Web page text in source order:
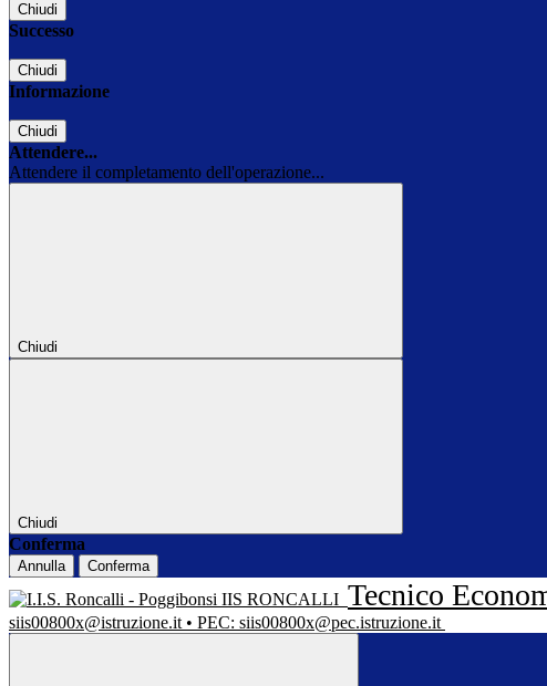
Chiudi
Successo
Chiudi
Informazione
Chiudi
Attendere...
Attendere il completamento dell'operazione...
Chiudi
Chiudi
Conferma
Annulla Conferma
IIS RONCALLI Tecnico
siis00800x@istruzione.it • PEC: siis00800x@pec.istruzione.it